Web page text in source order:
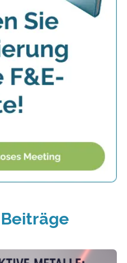
Beiträge